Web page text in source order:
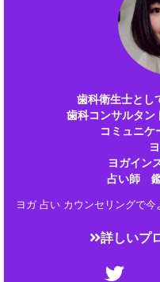
歯科衛生士とし
歯科コンサルタン
コミュニケ
ヨガイン
占い師
ヨガ 占い カウンセリングで
詳しいプ